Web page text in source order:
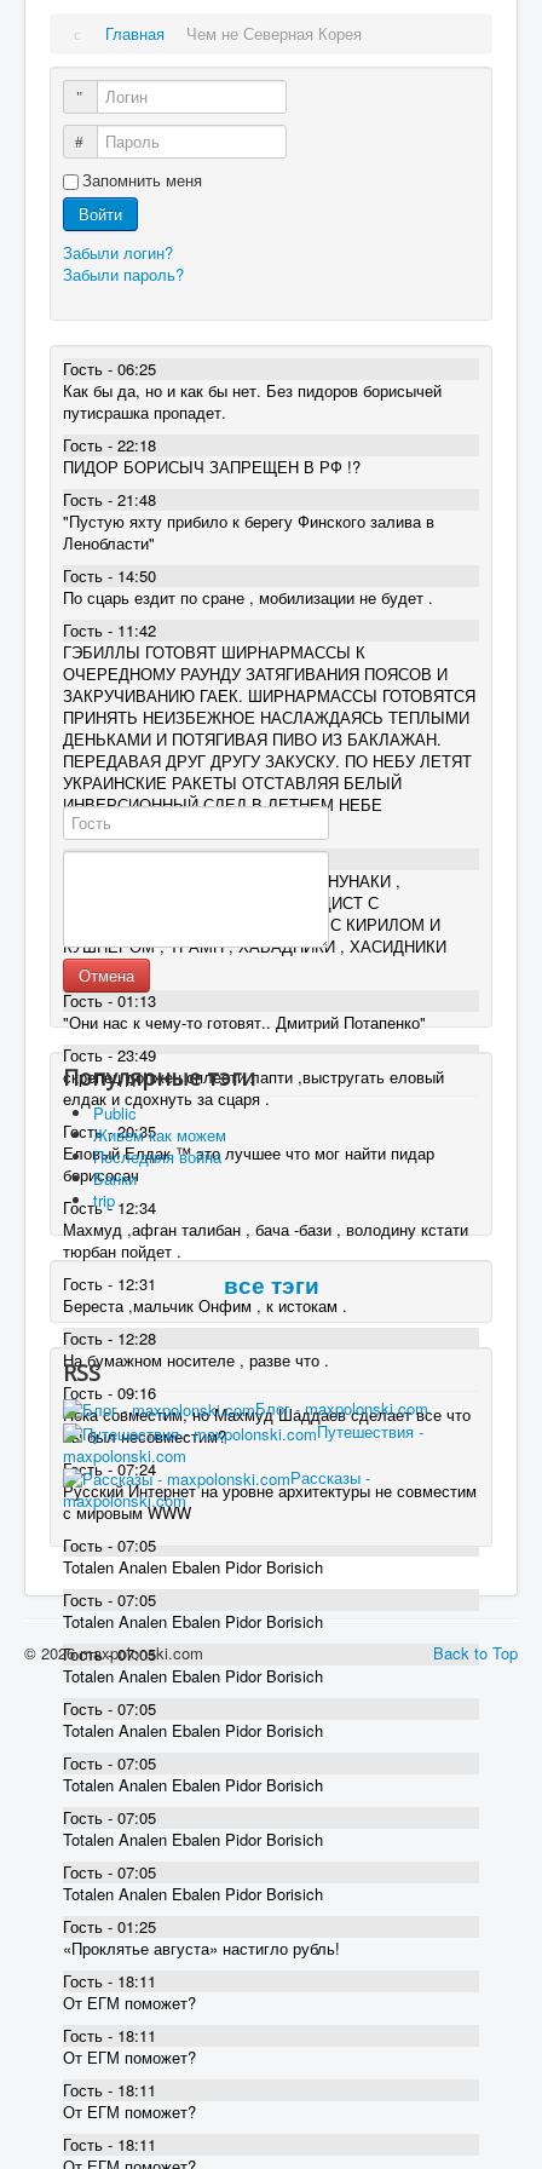
Главная Чем не Северная Корея
Логин
Пароль
Запомнить меня
Войти
Забыли логин?
Забыли пароль?
Гость - 06:25
Как бы да, но и как бы нет. Без пидоров борисычей
путисрашка пропадет.
Гость - 22:18
ПИДОР БОРИСЫЧ ЗАПРЕЩЕН В РФ !?
Гость - 21:48
"Пустую яхту прибило к берегу Финского залива в
Ленобласти"
Гость - 14:50
По сцарь ездит по сране , мобилизации не будет .
Гость - 11:42
ГЭБИЛЛЫ ГОТОВЯТ ШИРНАРМАССЫ К
ОЧЕРЕДНОМУ РАУНДУ ЗАТЯГИВАНИЯ ПОЯСОВ И
ЗАКРУЧИВАНИЮ ГАЕК. ШИРНАРМАССЫ ГОТОВЯТСЯ
ПРИНЯТЬ НЕИЗБЕЖНОЕ НАСЛАЖДАЯСЬ ТЕПЛЫМИ
ДЕНЬКАМИ И ПОТЯГИВАЯ ПИВО ИЗ БАКЛАЖАН.
ПЕРЕДАВАЯ ДРУГ ДРУГУ ЗАКУСКУ. ПО НЕБУ ЛЕТЯТ
УКРАИНСКИЕ РАКЕТЫ ОТСТАВЛЯЯ БЕЛЫЙ
ИНВЕРСИОННЫЙ СЛЕД В ЛЕТНЕМ НЕБЕ
ПОДМОСКОВЬЯ.
Гость - 10:35
ХТО ? МАСОНЫ ,РЕПТИЛОИДЫ, АНУНАКИ ,
СИОНИСТЫ , АНГЛИЧАНКА , НАРЦИСТ С
БЕЗУМНЫМИ КАКЛАМИ , УИТКОВ С КИРИЛОМ И
КУШНЕРОМ , ТРАМП , ХАБАДНИКИ , ХАСИДНИКИ
.........
Гость - 01:13
"Они нас к чему-то готовят.. Дмитрий Потапенко"
Гость - 23:49
скрепец должен сплести лапти ,выстругать еловый
елдак и сдохнуть за сцаря .
Гость - 20:35
Еловый Елдак ™ это лучшее что мог найти пидар
борисосач
Гость - 12:34
Махмуд ,афган талибан , бача -бази , володину кстати
тюрбан пойдет .
Гость - 12:31
Береста ,мальчик Онфим , к истокам .
Гость - 12:28
На бумажном носителе , разве что .
Гость - 09:16
Пока совместим, но Махмуд Шаддаев сделает все что
бы был несовместим?
Гость - 07:24
Русский Интернет на уровне архитектуры не совместим
с мировым WWW
Гость - 07:05
Totalen Analen Ebalen Pidor Borisich
Гость - 07:05
Totalen Analen Ebalen Pidor Borisich
Гость - 07:05
Totalen Analen Ebalen Pidor Borisich
Гость - 07:05
Totalen Analen Ebalen Pidor Borisich
Гость - 07:05
Totalen Analen Ebalen Pidor Borisich
Гость - 07:05
Totalen Analen Ebalen Pidor Borisich
Гость - 07:05
Totalen Analen Ebalen Pidor Borisich
Гость - 01:25
«Проклятье августа» настигло рубль!
Гость - 18:11
От ЕГМ поможет?
Гость - 18:11
От ЕГМ поможет?
Гость - 18:11
От ЕГМ поможет?
Гость - 18:11
Отмена
Популярные тэги
Public
Живем как можем
Последняя война
Банки
trip
все тэги
RSS
Блог - maxpolonski.com
Путешествия -
maxpolonski.com
Рассказы -
maxpolonski.com
Back to Top
© 2026 maxpolonski.com